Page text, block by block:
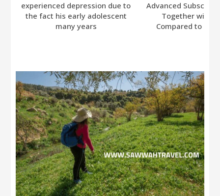
experienced depression due to
the fact his early adolescent
many years
Advanced
Together with
Compared to